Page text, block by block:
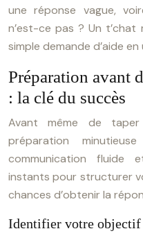
une réponse vague,
n’est-ce pas ? Un
simple demande d’aide
Préparation avant
: la clé du succès
Avant même de
préparation
communication fluide
instants pour structurer
chances d’obtenir la
Identifier votre objectif